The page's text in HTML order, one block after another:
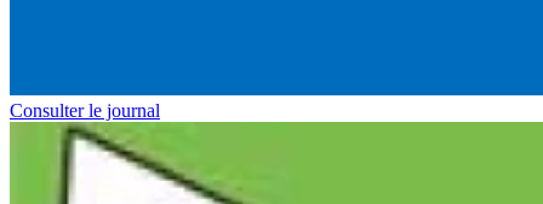
Consulter le journal